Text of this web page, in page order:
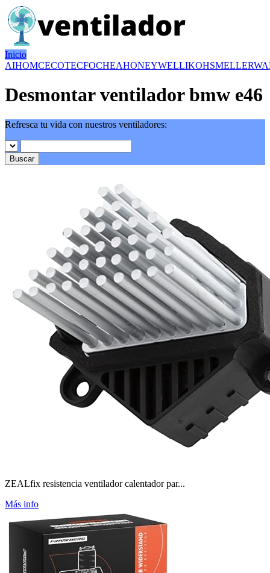
Inicio
AIHOMCECOTECFOCHEAHONEYWELLIKOHS
Desmontar ventilador bmw e46
Refresca tu vida con nuestros ventiladores:
Buscar
ZEALfix resistencia ventilador calentador par...
Más info